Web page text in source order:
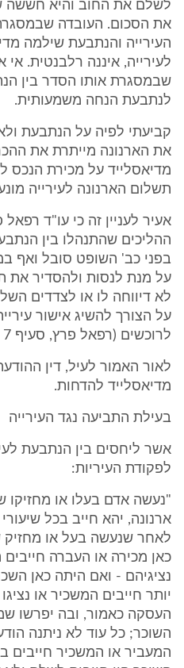
לשלם את החוב והיא חששה
את הסכום. העובדה
העירייה והנתבעת שילמה
לעירייה, איננה רלבנטית.
שבמסגרת אותו הסדר בין
לנתבעת הנחה משמעותית.
קביעתי לפיה על הנתבעת
את הארנונה מייתרת את
מדיאסלייד על מכירת הנכס
תשלום הארנונה לעירייה
אעיר לעניין זה כי עו"ד
ההליכים שהתנהלו בין
בפני כב' השופט סובל ואף
על מנת לנסות ולהסדיר את
לא דיווחה לו או לצדדים
על הצורך להשיג אישור
לרוכשים (רפאל פרץ, סעיף 7 לתצהיר).
לאור האמור לעיל, דין
מדיאסלייד להדחות.
בעילת התביעה נגד העירייה
לפקודת העיריות:
"נעשה אדם בעלו או
ארנונה, יהא חייב בכל
לאחר שנעשה בעל או
כאן מכירה או העברה
נציגיהם - ואם היתה כאן
יותר חייבים המשכיר או
העסקה כאמור, ובה יפרשו
השוכר; כל עוד לא ניתנה
המעביר או המשכיר חייבים